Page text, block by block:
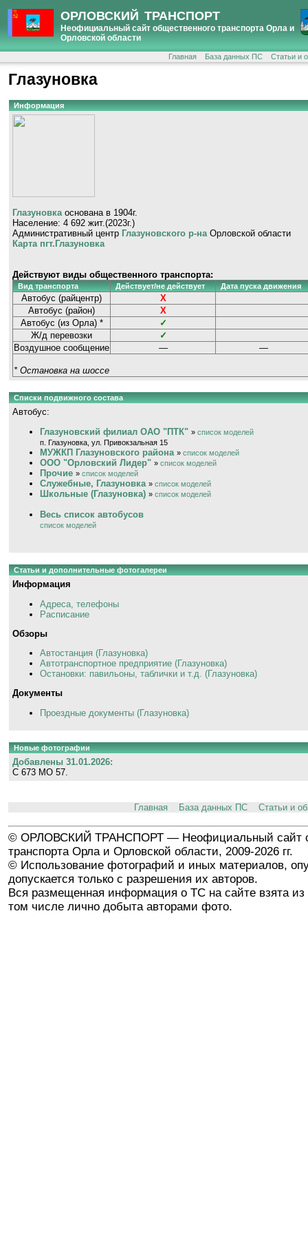
ОРЛОВСКИЙ ТРАНСПОРТ
Неофициальный сайт общественного транспорта Орла и
Орловской области
Главная База данных ПС Статьи и
Глазуновка
Информация
Глазуновка основана в 1904г.
Население: 4 692 жит.(2023г.)
Административный центр Глазуновского р-на Орловской области
Карта пгт.Глазуновка
Действуют виды общественного транспорта:
Вид транспорта Действует/не действует Дата пуска движения
Автобус (райцентр)
Х
Автобус (район)
Х
Автобус (из Орла) *
✓
Ж/д перевозки
✓
Воздушное сообщение
— —
* Остановка на шоссе
Списки подвижного состава
Автобус:
Глазуновский филиал ОАО "ПТК" » список моделей
п. Глазуновка, ул. Привокзальная 15
МУЖКП Глазуновского района » список моделей
ООО "Орловский Лидер" » список моделей
Прочие » список моделей
Служебные, Глазуновка » список моделей
Школьные (Глазуновка) » список моделей
Весь список автобусов
список моделей
Статьи и дополнительные фотогалереи
Информация
Адреса, телефоны
Расписание
Обзоры
Автостанция (Глазуновка)
Автотранспортное предприятие (Глазуновка)
Остановки: павильоны, таблички и т.д. (Глазуновка)
Документы
Проездные документы (Глазуновка)
Новые фотографии
Добавлены 31.01.2026:
С 673 МО 57.
Главная База данных ПС Статьи и
© ОРЛОВСКИЙ ТРАНСПОРТ — Неофициальный сайт
транспорта Орла и Орловской области, 2009-2026 гг.
© Использование фотографий и иных материалов,
допускается только с разрешения их авторов.
Вся размещенная информация о ТС на сайте взята из
том числе лично добыта авторами фото.